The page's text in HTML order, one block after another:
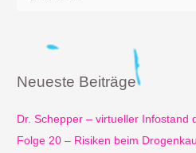
e
n
a
Neueste Beiträge
Dr. Schepper – virtueller Infostand
Folge 20 – Risiken beim